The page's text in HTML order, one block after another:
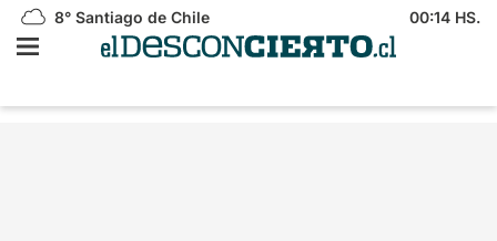
8° Santiago de Chile 00:14 HS.